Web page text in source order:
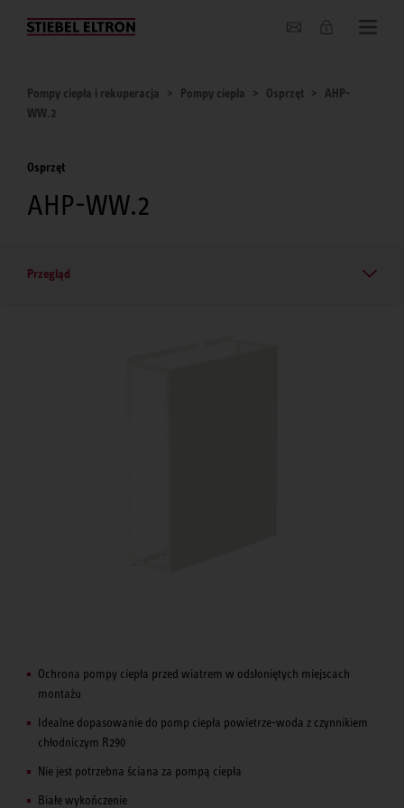
O nas
Pompy ciepła i rekuperacja Pompy ciepła Osprzęt
AHP-
WW.2
Osprzęt
AHP-WW.2
Przegląd
Ochrona pompy ciepła przed wiatrem w odsłoniętych miejscach
montażu
Idealne dopasowanie do pomp ciepła powietrze-woda z czynnikiem
chłodniczym R290
Nie jest potrzebna ściana za pompą ciepła
Białe wykończenie